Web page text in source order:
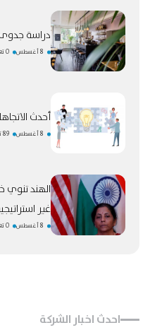
دراسة
8 أغسطس 0 تعليق
أحدث
8 أغسطس 89 تعليق
الهند
غير
8 أغسطس 0 تعليق
احدث اخبار الشركة